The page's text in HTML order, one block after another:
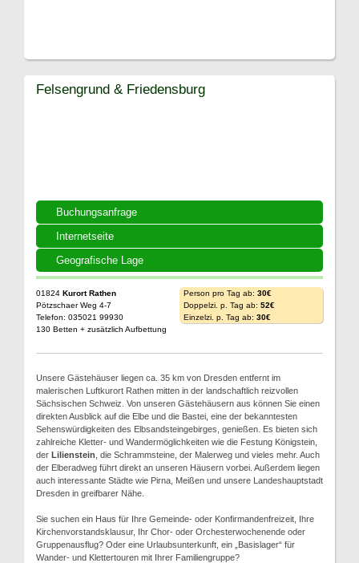
Buchungsanfrage
Internetseite
Geografische Lage
Felsengrund & Friedensburg
01824 Kurort Rathen
Pötzschaer Weg 4-7
Telefon: 035021 99930
130 Betten + zusätzlich Aufbettung
Person pro Tag ab: 30€
Doppelzi. p. Tag ab: 52€
Einzelzi. p. Tag ab: 30€
Unsere Gästehäuser liegen ca. 35 km von Dresden entfernt im
malerischen Luftkurort Rathen mitten in der landschaftlich reizvollen
Sächsischen Schweiz. Von unseren Gästehäusern aus können Sie einen
direkten Ausblick auf die Elbe und die Bastei, eine der bekanntesten
Sehenswürdigkeiten des Elbsandsteingebirges, genießen. Es bieten sich
zahlreiche Kletter- und Wandermöglichkeiten wie die Festung Königstein,
der Lilienstein , die Schrammsteine, der Malerweg und vieles mehr. Auch
der Elberadweg führt direkt an unseren Häusern vorbei. Außerdem liegen
auch interessante Städte wie Pirna, Meißen und unsere Landeshauptstadt
Dresden in greifbarer Nähe.
Sie suchen ein Haus für Ihre Gemeinde- oder Konfirmandenfreizeit, Ihre
Kirchenvorstandsklausur, Ihr Chor- oder Orchesterwochenende oder
Gruppenausflug? Oder eine Urlaubsunterkunft, ein „Basislager“ für
Wander- und Klettertouren mit Ihrer Familiengruppe?